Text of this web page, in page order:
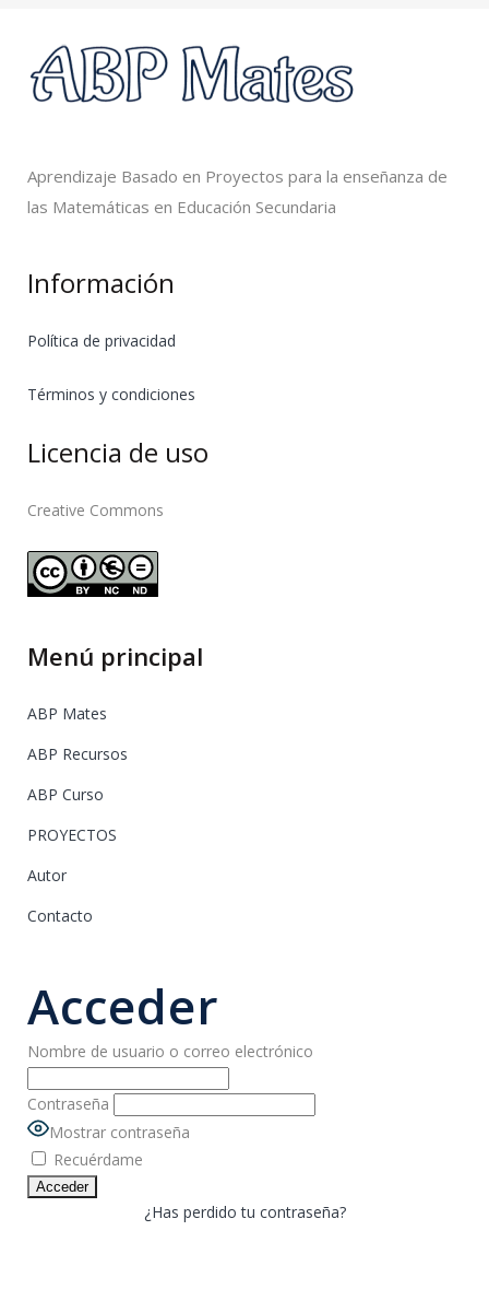
Aprendizaje Basado en Proyectos para la enseñanza de
las Matemáticas en Educación Secundaria
Información
Política de privacidad
Términos y condiciones
Licencia de uso
Creative Commons
Menú principal
ABP Mates
ABP Recursos
ABP Curso
PROYECTOS
Autor
Contacto
Acceder
Nombre de usuario o correo electrónico
Contraseña
Mostrar contraseña
Recuérdame
¿Has perdido tu contraseña?